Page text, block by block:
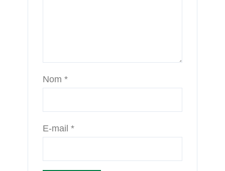
Nom*
E-mail*